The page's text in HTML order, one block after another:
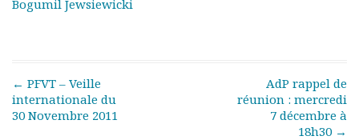
Matinales
Nos partenaires
Evénements
Bogumil Jewsiewicki
Post navigation
← PFVT – Veille
internationale du
30 Novembre 2011
AdP rappel de
réunion : mercredi
7 décembre à
18h30 →